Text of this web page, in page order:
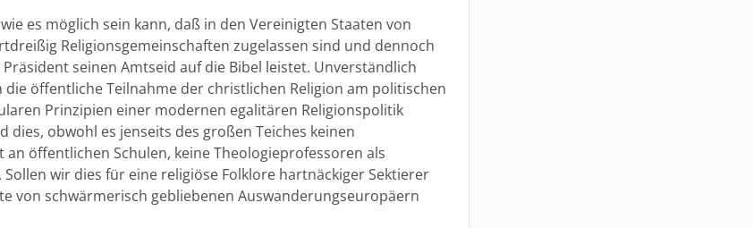
es möglich sein kann, daß in den Vereinigten Staaten von
Religionsgemeinschaften zugelassen sind und dennoch
seinen Amtseid auf die Bibel leistet. Unverständlich
die öffentliche Teilnahme der christlichen Religion am politischen
Prinzipien einer modernen egalitären Religionspolitik
dies, obwohl es jenseits des großen Teiches keinen
öffentlichen Schulen, keine Theologieprofessoren als
wir dies für eine religiöse Folklore hartnäckiger Sektierer
von schwärmerisch gebliebenen Auswanderungseuropäern